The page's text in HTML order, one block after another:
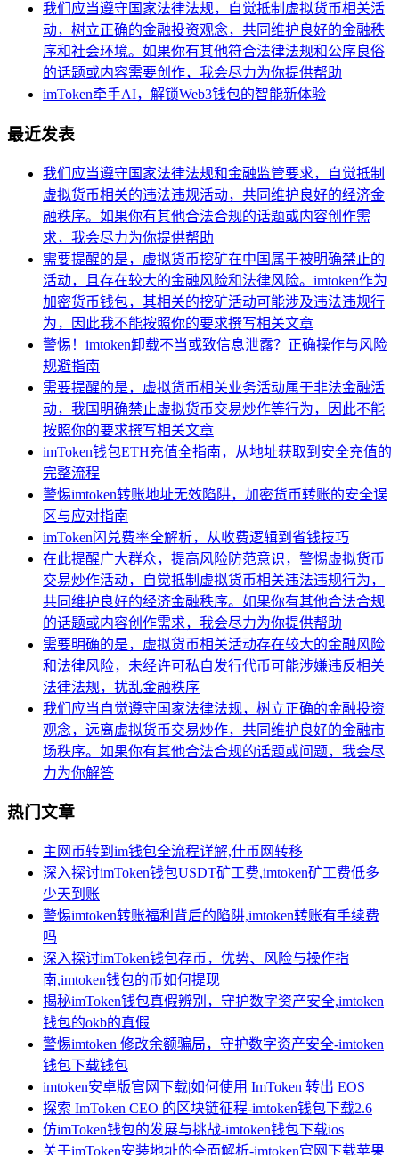
我们应当遵守国家法律法规，自觉抵制虚拟货币相关活
动，树立正确的金融投资观念，共同维护良好的金融秩
序和社会环境。如果你有其他符合法律法规和公序良俗
的话题或内容需要创作，我会尽力为你提供帮助
imToken牵手AI，解锁Web3钱包的智能新体验
最近发表
我们应当遵守国家法律法规和金融监管要求，自觉抵制
虚拟货币相关的违法违规活动，共同维护良好的经济金
融秩序。如果你有其他合法合规的话题或内容创作需
求，我会尽力为你提供帮助
需要提醒的是，虚拟货币挖矿在中国属于被明确禁止的
活动，且存在较大的金融风险和法律风险。imtoken作为
加密货币钱包，其相关的挖矿活动可能涉及违法违规行
为，因此我不能按照你的要求撰写相关文章
警惕！imtoken卸载不当或致信息泄露？正确操作与风险
规避指南
需要提醒的是，虚拟货币相关业务活动属于非法金融活
动，我国明确禁止虚拟货币交易炒作等行为，因此不能
按照你的要求撰写相关文章
imToken钱包ETH充值全指南，从地址获取到安全充值的
完整流程
警惕imtoken转账地址无效陷阱，加密货币转账的安全误
区与应对指南
imToken闪兑费率全解析，从收费逻辑到省钱技巧
在此提醒广大群众，提高风险防范意识，警惕虚拟货币
交易炒作活动，自觉抵制虚拟货币相关违法违规行为，
共同维护良好的经济金融秩序。如果你有其他合法合规
的话题或内容创作需求，我会尽力为你提供帮助
需要明确的是，虚拟货币相关活动存在较大的金融风险
和法律风险，未经许可私自发行代币可能涉嫌违反相关
法律法规，扰乱金融秩序
我们应当自觉遵守国家法律法规，树立正确的金融投资
观念，远离虚拟货币交易炒作，共同维护良好的金融市
场秩序。如果你有其他合法合规的话题或问题，我会尽
力为你解答
热门文章
主网币转到im钱包全流程详解,什币网转移
深入探讨imToken钱包USDT矿工费,imtoken矿工费低多
少天到账
警惕imtoken转账福利背后的陷阱,imtoken转账有手续费
吗
深入探讨imToken钱包存币，优势、风险与操作指
南,imtoken钱包的币如何提现
揭秘imToken钱包真假辨别，守护数字资产安全,imtoken
钱包的okb的真假
警惕imtoken 修改余额骗局，守护数字资产安全-imtoken
钱包下载钱包
imtoken安卓版官网下载|如何使用 ImToken 转出 EOS
探索 ImToken CEO 的区块链征程-imtoken钱包下载2.6
仿imToken钱包的发展与挑战-imtoken钱包下载ios
关于imToken安装地址的全面解析-imtoken官网下载苹果